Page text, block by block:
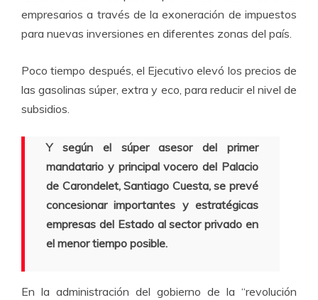
empresarios a través de la exoneración de impuestos
para nuevas inversiones en diferentes zonas del país.
Poco tiempo después, el Ejecutivo elevó los precios de
las gasolinas súper, extra y eco, para reducir el nivel de
subsidios.
Y según el súper asesor del primer
mandatario y principal vocero del Palacio
de Carondelet, Santiago Cuesta, se prevé
concesionar importantes y estratégicas
empresas del Estado al sector privado en
el menor tiempo posible.
En la administración del gobierno de la “revolución